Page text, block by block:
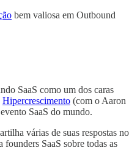
bem valiosa em Outbound
SaaS como um dos caras
Hipercrescimento (com o Aaron
SaaS do mundo.
várias de suas respostas no
SaaS sobre todas as